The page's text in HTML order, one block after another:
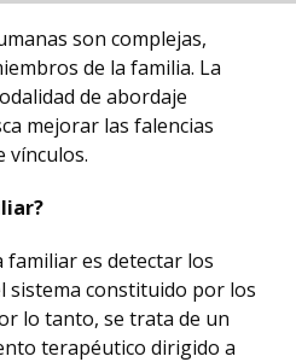
son complejas,
de la familia. La
de abordaje
mejorar las falencias
vínculos.
familiar es detectar los
sistema constituido por los
lo tanto, se trata de un
terapéutico dirigido a